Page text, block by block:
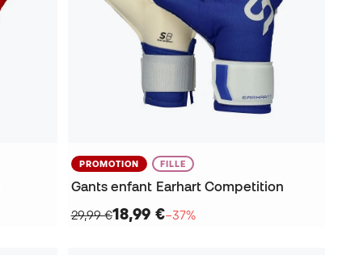
PROMOTION FILLE
Gants enfant Earhart Competition
29,99 €18,99 €−37%